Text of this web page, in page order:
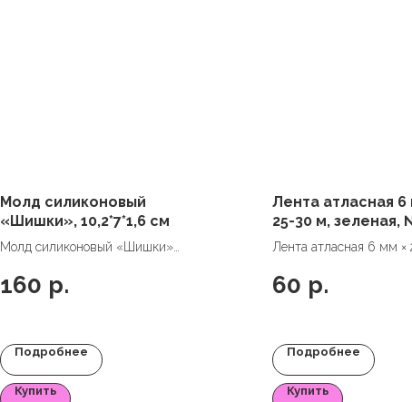
Молд силиконовый
«Шишки», 10,2*7*1,6 см
Молд силиконовый «Шишки»,
160 р.
Подробнее
Купить
Лента атласная 6
25-30 м, зеленая,
Лента атласная 6 мм ×
60 р.
Подробнее
Купить